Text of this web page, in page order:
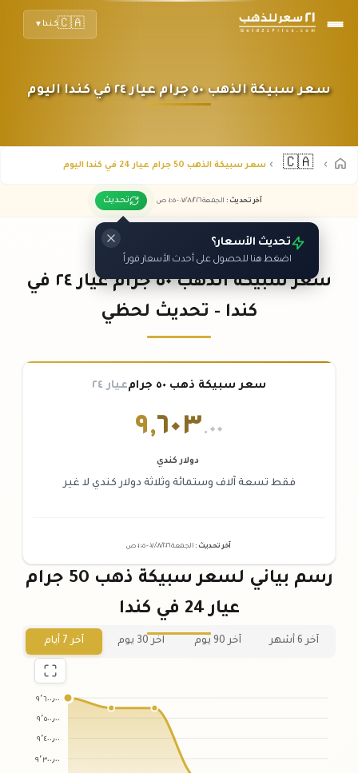
🇨🇦كندا ▼
سعر سبيكة الذهب ٥٠ جرام عيار ٢٤ في كندا اليوم
🇨🇦 سعر سبيكة الذهب 50 جرام عيار 24 في كندا اليوم
آخر تحديث : الجمعة ٠٧ /٠٨/٢٠٢٦ - ٠١:٠٥ ص تحديث
تحديث الأسعار؟
اضغط هنا للحصول على أحدث الأسعار فوراً
سعر سبيكة الذهب ٥٠ جرام عيار ٢٤ في
كندا - تحديث لحظي
سعر سبيكة ذهب ٥٠ جرام عيار ٢٤
٩,٦٠٣.٠٠
دولار كندي
فقط تسعة آلاف وستمائة وثلاثة دولار كندي لا غير
آخر تحديث : الجمعة ٠٧ /٠٨/٢٠٢٦ - ٠١:٠٥ ص
رسم بياني لسعر سبيكة ذهب 50 جرام
عيار 24 في كندا
آخر 6 أشهر آخر 90 يوم آخر 30 يوم آخر 7 أيام
٩٬٦٠٠٫٠٠
٩٬٥٠٠٫٠٠
٩٬٤٠٠٫٠٠
٩٬٣٠٠٫٠٠